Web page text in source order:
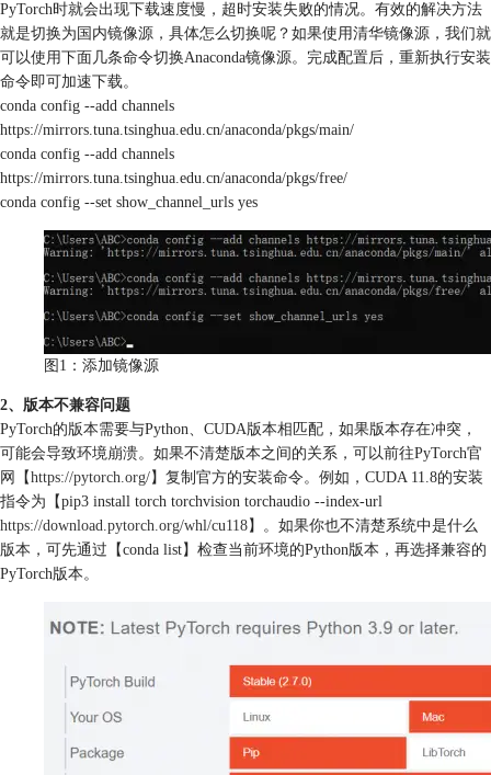
PyTorch时就会出现下载速度慢，超时安装失败的情况。有效的解决方法
就是切换为国内镜像源，具体怎么切换呢？如果使用清华镜像源，我们就
可以使用下面几条命令切换Anaconda镜像源。完成配置后，重新执行安装
命令即可加速下载。
conda config --add channels
https://mirrors.tuna.tsinghua.edu.cn/anaconda/pkgs/main/
conda config --add channels
https://mirrors.tuna.tsinghua.edu.cn/anaconda/pkgs/free/
conda config --set show_channel_urls yes
图1：添加镜像源
2、版本不兼容问题
PyTorch的版本需要与Python、CUDA版本相匹配，如果版本存在冲突，
可能会导致环境崩溃。如果不清楚版本之间的关系，可以前往PyTorch官
网【https://pytorch.org/】复制官方的安装命令。例如，CUDA 11.8的安装
指令为【pip3 install torch torchvision torchaudio --index-url
https://download.pytorch.org/whl/cu118】。如果你也不清楚系统中是什么
版本，可先通过【conda list】检查当前环境的Python版本，再选择兼容的
PyTorch版本。